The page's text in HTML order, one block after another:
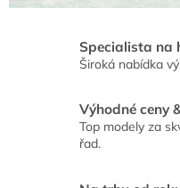
Specialista na
Široká nabídka
Výhodné ceny
Top modely za
řad.